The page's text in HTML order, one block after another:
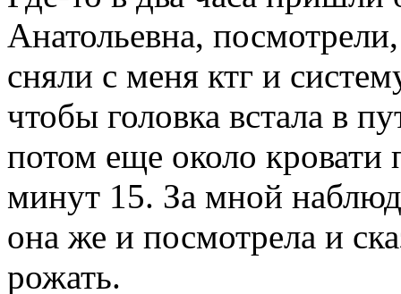
Анатольевна,
сняли с меня ктг и
чтобы головка встала в
потом еще около кровати
минут 15. За мной
она же и посмотрела и
рожать.